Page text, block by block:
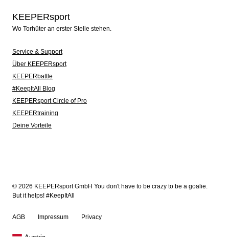
KEEPERsport
Wo Torhüter an erster Stelle stehen.
Service & Support
Über KEEPERsport
KEEPERbattle
#KeepItAll Blog
KEEPERsport Circle of Pro
KEEPERtraining
Deine Vorteile
© 2026 KEEPERsport GmbH You don't have to be crazy to be a goalie.
But it helps! #KeepItAll
AGB Impressum Privacy